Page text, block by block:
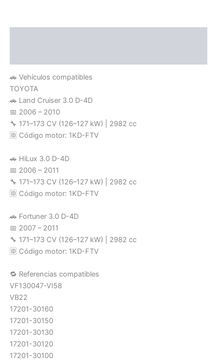
🚗 Vehículos compatibles
TOYOTA
🚗 Land Cruiser 3.0 D-4D
📅 2006 – 2010
🔧 171–173 CV (126–127 kW) | 2982 cc
🆔 Código motor: 1KD-FTV
🚗 HiLux 3.0 D-4D
📅 2006 – 2011
🔧 171–173 CV (126–127 kW) | 2982 cc
🆔 Código motor: 1KD-FTV
🚗 Fortuner 3.0 D-4D
📅 2007 – 2011
🔧 171–173 CV (126–127 kW) | 2982 cc
🆔 Código motor: 1KD-FTV
🔁 Referencias compatibles
VF130047-VI58
VB22
17201-30160
17201-30150
17201-30130
17201-30120
17201-30100